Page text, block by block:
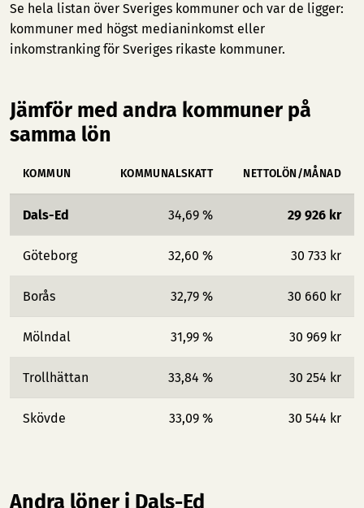
Se hela listan över Sveriges kommuner och var de ligger:
kommuner med högst medianinkomst eller
inkomstranking för Sveriges rikaste kommuner.
Jämför med andra kommuner på
samma lön
KOMMUN KOMMUNALSKATT NETTOLÖN/MÅNAD
Dals-Ed 34,69 % 29 926 kr
Göteborg 32,60 % 30 733 kr
Borås 32,79 % 30 660 kr
Mölndal 31,99 % 30 969 kr
Trollhättan 33,84 % 30 254 kr
Skövde 33,09 % 30 544 kr
Andra löner i Dals-Ed